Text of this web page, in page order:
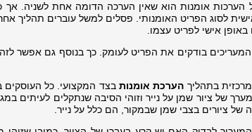
הערכות אומנות הוא שאין הערכה הדומה אחת לשניה. אך
לסוג הפריט האומנותי. פסלים למשל עוברים תהליך
אישי לפריט עצמו.
בודקים את הפריט לעומק. כך בנוסף גם אפשר
בתהליך הערכת אומנותבצד המקצועי. כל העוסקים
של ציור שמן על נייר וזוהי הסיבה שנתקלים לעיתים
ציורים בצבי שמן שבמקור, הם כלל על נייר.